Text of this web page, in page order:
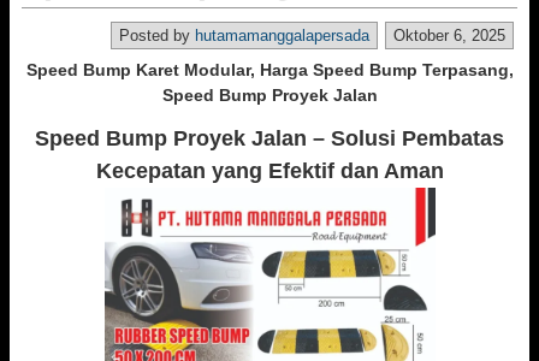
Oktober 6, 2025
Posted by hutamamanggalapersada
Speed Bump Karet Modular, Harga Speed Bump Terpasang,
Speed Bump Proyek Jalan
Speed Bump Proyek Jalan – Solusi Pembatas
Kecepatan yang Efektif dan Aman